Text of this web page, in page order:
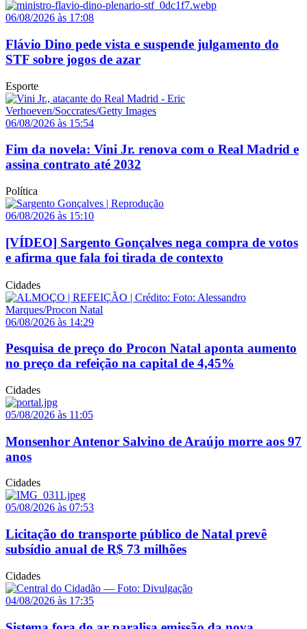
06/08/2026 às 17:08
Flávio Dino pede vista e suspende julgamento do
STF sobre jogos de azar
Esporte
06/08/2026 às 15:54
Fim da novela: Vini Jr. renova com o Real Madrid e
assina contrato até 2032
Política
06/08/2026 às 15:10
[VÍDEO] Sargento Gonçalves nega compra de votos
e afirma que fala foi tirada de contexto
Cidades
06/08/2026 às 14:29
Pesquisa de preço do Procon Natal aponta aumento
no preço da refeição na capital de 4,45%
Cidades
05/08/2026 às 11:05
Monsenhor Antenor Salvino de Araújo morre aos 97
anos
Cidades
05/08/2026 às 07:53
Licitação do transporte público de Natal prevê
subsídio anual de R$ 73 milhões
Cidades
04/08/2026 às 17:35